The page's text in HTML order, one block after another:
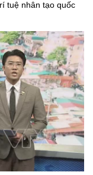
tuệ nhân tạo quốc